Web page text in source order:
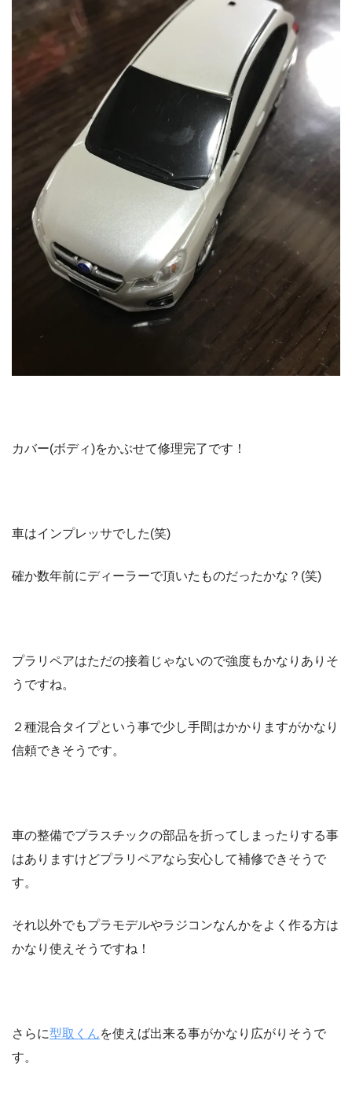
カバー(ボディ)をかぶせて修理完了です！
車はインプレッサでした(笑)
確か数年前にディーラーで頂いたものだったかな？(笑)
プラリペアはただの接着じゃないので強度もかなりありそ
うですね。
２種混合タイプという事で少し手間はかかりますがかなり
信頼できそうです。
車の整備でプラスチックの部品を折ってしまったりする事
はありますけどプラリペアなら安心して補修できそうで
す。
それ以外でもプラモデルやラジコンなんかをよく作る方は
かなり使えそうですね！
さらに型取くんを使えば出来る事がかなり広がりそうで
す。